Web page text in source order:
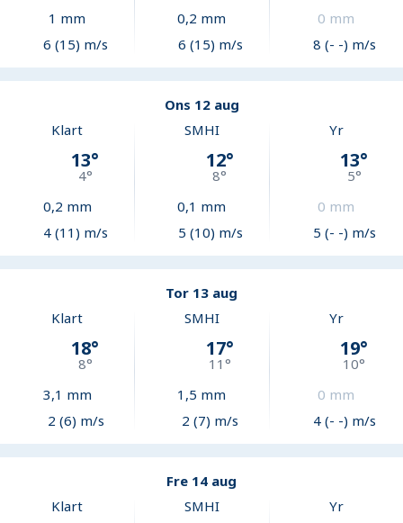
1 mm
6 (15) m/s
0,2 mm
6 (15) m/s
0 mm
8 (- -) m/s
Ons 12 aug
Klart
13°
4°
0,2 mm
4 (11) m/s
SMHI
12°
8°
0,1 mm
5 (10) m/s
Yr
13°
5°
0 mm
5 (- -) m/s
Tor 13 aug
Klart
18°
8°
3,1 mm
2 (6) m/s
SMHI
17°
11 °
1,5 mm
2 (7) m/s
Yr
19°
10°
0 mm
4 (- -) m/s
Fre 14 aug
Klart
SMHI Yr